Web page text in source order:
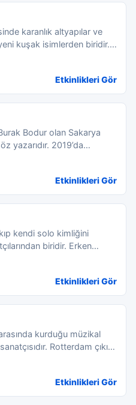
karanlık altyapılar ve
kuşak isimlerden biridir.
Etkinlikleri Gör
Bodur olan Sakarya
yazarıdır. 2019’da
Etkinlikleri Gör
kendi solo kimliğini
biridir. Erken
Etkinlikleri Gör
kurduğu müzikal
Rotterdam çıkışlı
Etkinlikleri Gör